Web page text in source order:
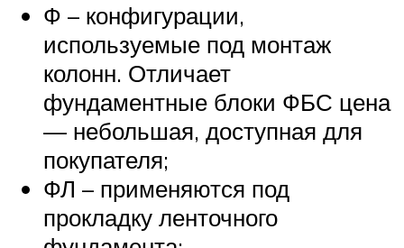
Ф – конфигурации,
используемые под монтаж
колонн. Отличает
фундаментные блоки ФБС цена
— небольшая, доступная для
покупателя;
ФЛ – применяются под
прокладку ленточного